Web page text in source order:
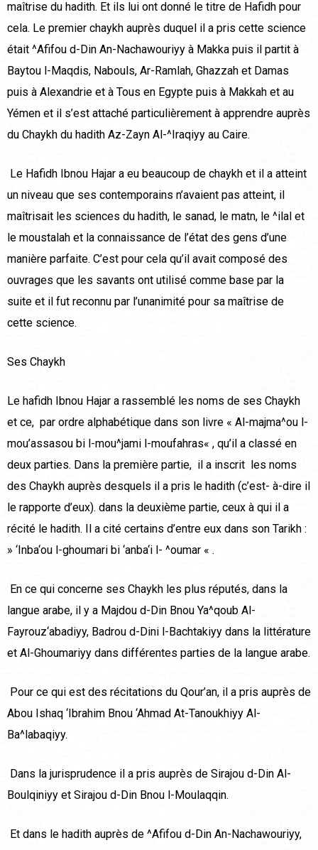
maîtrise du hadith. Et ils lui ont donné le titre de Hafidh pour
cela. Le premier chaykh auprès duquel il a pris cette science
était ^Afifou d-Din An-Nachawouriyy à Makka puis il partit à
Baytou l-Maqdis, Nabouls, Ar-Ramlah, Ghazzah et Damas
puis à Alexandrie et à Tous en Egypte puis à Makkah et au
Yémen et il s’est attaché particulièrement à apprendre auprès
du Chaykh du hadith Az-Zayn Al-^Iraqiyy au Caire.
Le Hafidh Ibnou Hajar a eu beaucoup de chaykh et il a atteint
un niveau que ses contemporains n’avaient pas atteint, il
maîtrisait les sciences du hadith, le sanad, le matn, le ^ilal et
le moustalah et la connaissance de l’état des gens d’une
manière parfaite. C’est pour cela qu’il avait composé des
ouvrages que les savants ont utilisé comme base par la
suite et il fut reconnu par l’unanimité pour sa maîtrise de
cette science.
Ses Chaykh
Le hafidh Ibnou Hajar a rassemblé les noms de ses Chaykh
et ce, par ordre alphabétique dans son livre « Al-majma^ou l-
mou’assasou bi l-mou^jami l-moufahras« , qu’il a classé en
deux parties. Dans la première partie, il a inscrit les noms
des Chaykh auprès desquels il a pris le hadith (c’est- à-dire il
le rapporte d’eux). dans la deuxième partie, ceux à qui il a
récité le hadith. Il a cité certains d’entre eux dans son Tarikh :
» ‘Inba‘ou l-ghoumari bi ‘anba‘i l- ^oumar « .
En ce qui concerne ses Chaykh les plus réputés, dans la
langue arabe, il y a Majdou d-Din Bnou Ya^qoub Al-
Fayrouz‘abadiyy, Badrou d-Dini l-Bachtakiyy dans la littérature
et Al-Ghoumariyy dans différentes parties de la langue arabe.
Pour ce qui est des récitations du Qour’an, il a pris auprès de
Abou Ishaq ‘Ibrahim Bnou ‘Ahmad At-Tanoukhiyy Al-
Ba^labaqiyy.
Dans la jurisprudence il a pris auprès de Sirajou d-Din Al-
Boulqiniyy et Sirajou d-Din Bnou l-Moulaqqin.
Et dans le hadith auprès de ^Afifou d-Din An-Nachawouriyy,